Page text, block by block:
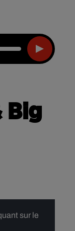
Big
sur le